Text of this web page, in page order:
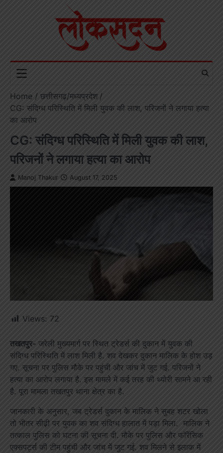
Home
छत्तीसगढ़/मध्यप्रदेश
CG: संदिग्ध परिस्थिति में मिली युवक की लाश, परिजनों ने लगाया हत्या
का आरोप
CG: संदिग्ध परिस्थिति में मिली युवक की लाश,
परिजनों ने लगाया हत्या का आरोप
Manoj Thakur August 17, 2025
Views: 72
तखतपुर- जरेली मुख्यमार्ग पर स्थित ट्रेडर्स की दुकान में युवक की
संदिग्ध परिस्थिति में लाश मिली है. शव देखकर दुकान मालिक के होश उड़
गए. सूचना पर पुलिस मौके पर पहुंची और जांच में जुट गई. परिजनों ने
हत्या का आरोप लगाया है. इस मामले में कई तरह की थ्योरी सामने आ रही
है. पूरा मामला तखतपुर थाना क्षेत्र का है.
जानकारी के अनुसार, जब ट्रेडर्स दुकान के मालिक ने सुबह शटर खोला
तो भीतर सीढ़ी पर युवक का शव संदिग्ध हालात में पड़ा मिला. मालिक ने
तत्काल पुलिस को घटना की सूचना दी. मौके पर पुलिस और फॉरेंसिक
एक्सपर्ट्स की टीम पहुंची और जांच में जुट गई. शव मिलने से इलाक में